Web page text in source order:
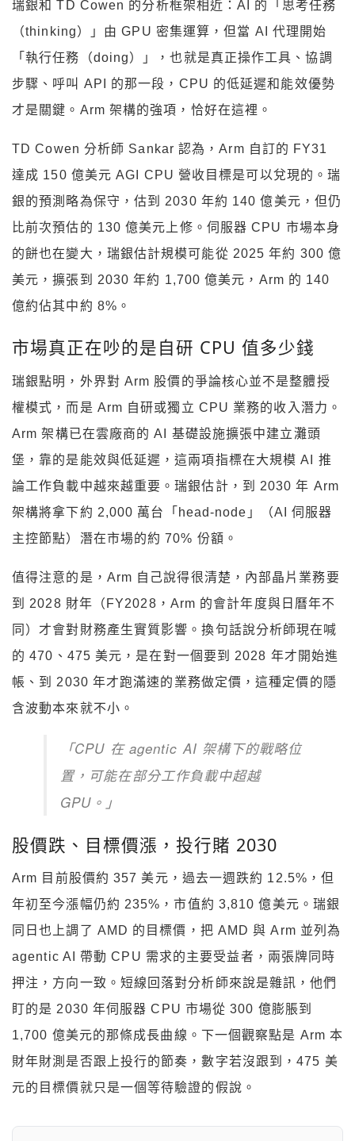
瑞銀和 TD Cowen 的分析框架相近：AI 的「思考任務
（thinking）」由 GPU 密集運算，但當 AI 代理開始
「執行任務（doing）」，也就是真正操作工具、協調
步驟、呼叫 API 的那一段，CPU 的低延遲和能效優勢
才是關鍵。Arm 架構的強項，恰好在這裡。
TD Cowen 分析師 Sankar 認為，Arm 自訂的 FY31
達成 150 億美元 AGI CPU 營收目標是可以兌現的。瑞
銀的預測略為保守，估到 2030 年約 140 億美元，但仍
比前次預估的 130 億美元上修。伺服器 CPU 市場本身
的餅也在變大，瑞銀估計規模可能從 2025 年約 300 億
美元，擴張到 2030 年約 1,700 億美元，Arm 的 140
億約佔其中約 8%。
市場真正在吵的是自研 CPU 值多少錢
瑞銀點明，外界對 Arm 股價的爭論核心並不是整體授
權模式，而是 Arm 自研或獨立 CPU 業務的收入潛力。
Arm 架構已在雲廠商的 AI 基礎設施擴張中建立灘頭
堡，靠的是能效與低延遲，這兩項指標在大規模 AI 推
論工作負載中越來越重要。瑞銀估計，到 2030 年 Arm
架構將拿下約 2,000 萬台「head-node」（AI 伺服器
主控節點）潛在市場的約 70% 份額。
值得注意的是，Arm 自己說得很清楚，內部晶片業務要
到 2028 財年（FY2028，Arm 的會計年度與日曆年不
同）才會對財務產生實質影響。換句話說分析師現在喊
的 470、475 美元，是在對一個要到 2028 年才開始進
帳、到 2030 年才跑滿速的業務做定價，這種定價的隱
含波動本來就不小。
「CPU 在 agentic AI 架構下的戰略位
置，可能在部分工作負載中超越
GPU。」
股價跌、目標價漲，投行賭 2030
Arm 目前股價約 357 美元，過去一週跌約 12.5%，但
年初至今漲幅仍約 235%，市值約 3,810 億美元。瑞銀
同日也上調了 AMD 的目標價，把 AMD 與 Arm 並列為
agentic AI 帶動 CPU 需求的主要受益者，兩張牌同時
押注，方向一致。短線回落對分析師來說是雜訊，他們
盯的是 2030 年伺服器 CPU 市場從 300 億膨脹到
1,700 億美元的那條成長曲線。下一個觀察點是 Arm 本
財年財測是否跟上投行的節奏，數字若沒跟到，475 美
元的目標價就只是一個等待驗證的假說。